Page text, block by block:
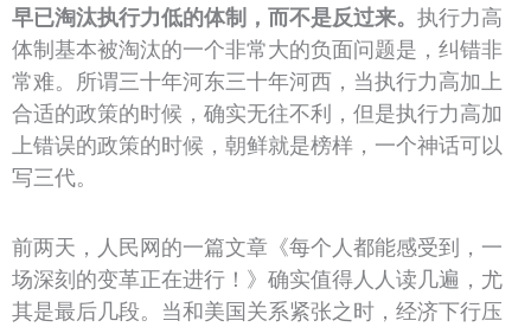
早已淘汰执行力低的体制，而不是反过来。 执行力高
体制基本被淘汰的一个非常大的负面问题是，纠错非
常难。所谓三十年河东三十年河西，当执行力高加上
合适的政策的时候，确实无往不利，但是执行力高加
上错误的政策的时候，朝鲜就是榜样，一个神话可以
写三代。
前两天，人民网的一篇文章《每个人都能感受到，一
场深刻的变革正在进行！》确实值得人人读几遍，尤
其是最后几段。当和美国关系紧张之时，经济下行压